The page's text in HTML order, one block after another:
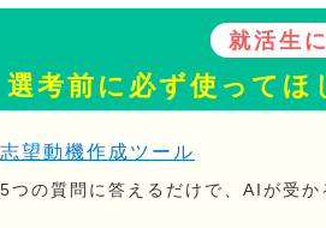
就活生
選考前に必ず使ってほ
志望動機作成ツール
5つの質問に答えるだけで、AIが受